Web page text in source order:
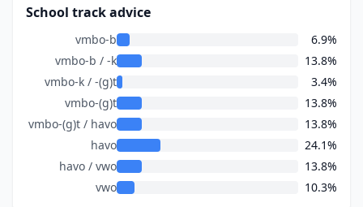
School track advice
vmbo-b
6.9%
vmbo-b / -k
13.8%
vmbo-k / -(g)t
3.4%
vmbo-(g)t
13.8%
vmbo-(g)t / havo
13.8%
havo
24.1%
havo / vwo
13.8%
vwo
10.3%